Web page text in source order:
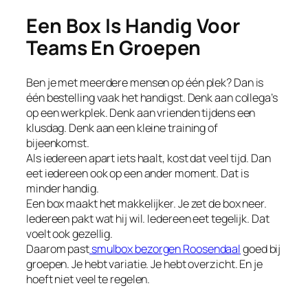
Een Box Is Handig Voor
Teams En Groepen
Ben je met meerdere mensen op één plek? Dan is
één bestelling vaak het handigst. Denk aan collega’s
op een werkplek. Denk aan vrienden tijdens een
klusdag. Denk aan een kleine training of
bijeenkomst.
Als iedereen apart iets haalt, kost dat veel tijd. Dan
eet iedereen ook op een ander moment. Dat is
minder handig.
Een box maakt het makkelijker. Je zet de box neer.
Iedereen pakt wat hij wil. Iedereen eet tegelijk. Dat
voelt ook gezellig.
Daarom pastsmulbox bezorgen Roosendaalgoed bij
groepen. Je hebt variatie. Je hebt overzicht. En je
hoeft niet veel te regelen.